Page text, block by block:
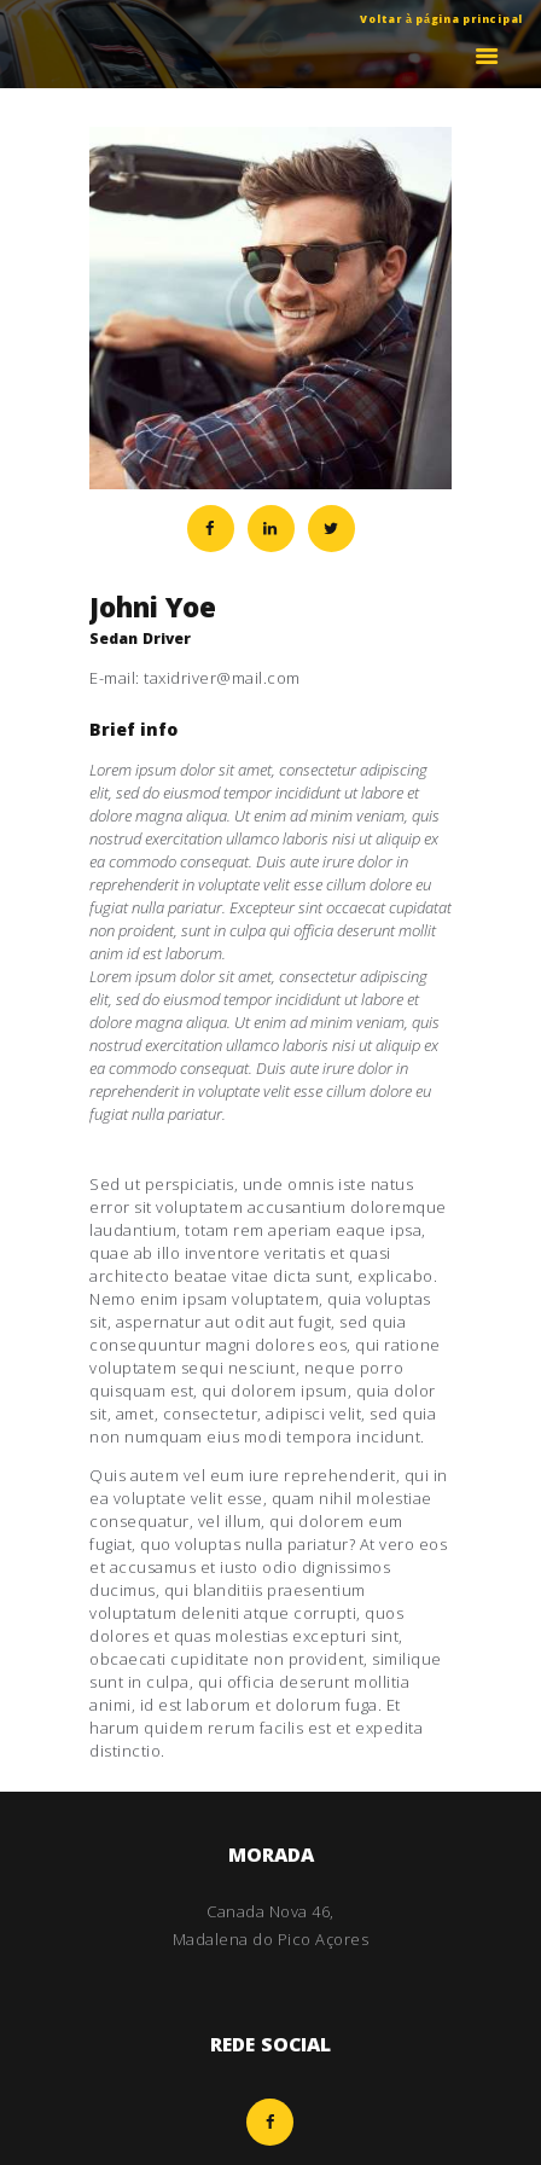
Voltar à página principal
TAXI JOSÉ SOUSA - MADALENA DO PICO
Serviço de Taxi na Madalena do Pico, nos Açores
FEATURES
BLOG
Johni Yoe
Sedan Driver
E-mail: taxidriver@mail.com
Brief info
Lorem ipsum dolor sit amet, consectetur adipiscing
elit, sed do eiusmod tempor incididunt ut labore et
dolore magna aliqua. Ut enim ad minim veniam, quis
nostrud exercitation ullamco laboris nisi ut aliquip ex
ea commodo consequat. Duis aute irure dolor in
reprehenderit in voluptate velit esse cillum dolore eu
fugiat nulla pariatur. Excepteur sint occaecat cupidatat
non proident, sunt in culpa qui officia deserunt mollit
anim id est laborum.
Lorem ipsum dolor sit amet, consectetur adipiscing
elit, sed do eiusmod tempor incididunt ut labore et
dolore magna aliqua. Ut enim ad minim veniam, quis
nostrud exercitation ullamco laboris nisi ut aliquip ex
ea commodo consequat. Duis aute irure dolor in
reprehenderit in voluptate velit esse cillum dolore eu
fugiat nulla pariatur.
Sed ut perspiciatis, unde omnis iste natus
error sit voluptatem accusantium doloremque
laudantium, totam rem aperiam eaque ipsa,
quae ab illo inventore veritatis et quasi
architecto beatae vitae dicta sunt, explicabo.
Nemo enim ipsam voluptatem, quia voluptas
sit, aspernatur aut odit aut fugit, sed quia
consequuntur magni dolores eos, qui ratione
voluptatem sequi nesciunt, neque porro
quisquam est, qui dolorem ipsum, quia dolor
sit, amet, consectetur, adipisci velit, sed quia
non numquam eius modi tempora incidunt.
Quis autem vel eum iure reprehenderit, qui in
ea voluptate velit esse, quam nihil molestiae
consequatur, vel illum, qui dolorem eum
fugiat, quo voluptas nulla pariatur? At vero eos
et accusamus et iusto odio dignissimos
ducimus, qui blanditiis praesentium
voluptatum deleniti atque corrupti, quos
dolores et quas molestias excepturi sint,
obcaecati cupiditate non provident, similique
sunt in culpa, qui officia deserunt mollitia
animi, id est laborum et dolorum fuga. Et
harum quidem rerum facilis est et expedita
distinctio.
MORADA
Canada Nova 46,
Madalena do Pico Açores
REDE SOCIAL